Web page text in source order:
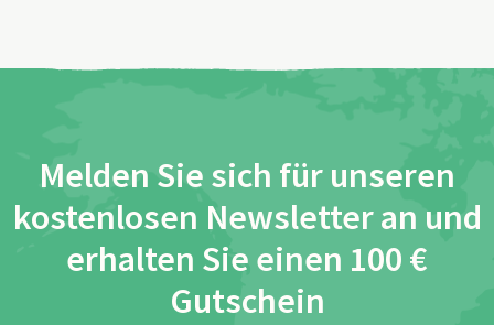
Melden Sie sich für unseren
kostenlosen Newsletter an und
erhalten Sie einen 100 €
Gutschein